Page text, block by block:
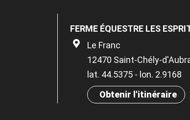
FERME ÉQUESTRE LES
Le Franc
12470 Saint-Chély-
lat. 44.5375 - lon. 2.9168
Obtenir l'itinéraire